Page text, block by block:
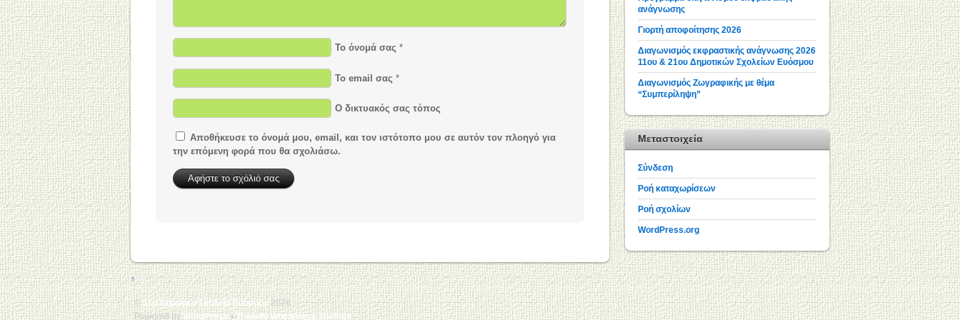
Το όνομά σας *
Το email σας *
Ο δικτυακός σας τόπος
Αποθήκευσε το όνομά μου, email, και τον ιστότοπο μου σε αυτόν τον πλοηγό για
την επόμενη φορά που θα σχολιάσω.
ανάγνωσης
Γιορτή αποφοίτησης 2026
Διαγωνισμός εκφραστικής ανάγνωσης 2026
11ου & 21ου Δημοτικών Σχολείων Ευόσμου
Διαγωνισμός Ζωγραφικής με θέμα
“Συμπερίληψη”
Μεταστοιχεία
Σύνδεση
Ροή καταχωρίσεων
Ροή σχολίων
WordPress.org
↑
©11ο Δημοτικό Σχολείο Ευόσμου2026
Powered byWordPress •Themify WordPress Themes